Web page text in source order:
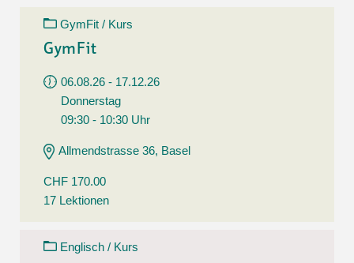
GymFit / Kurs
GymFit
06.08.26 - 17.12.26
Donnerstag
09:30 - 10:30 Uhr
Allmendstrasse 36, Basel
CHF 170.00
17 Lektionen
Englisch / Kurs